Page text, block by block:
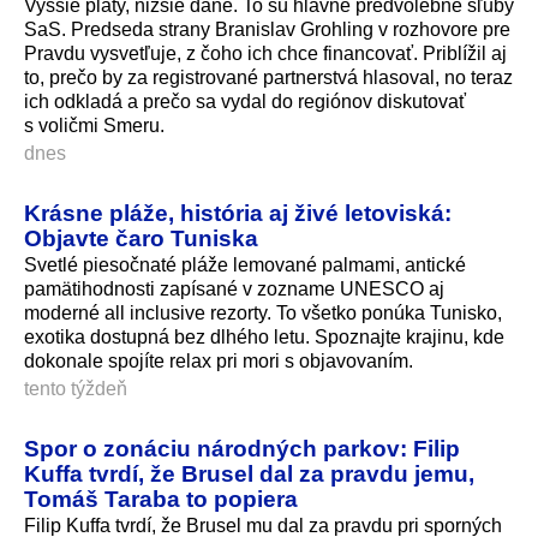
Vyššie platy, nižšie dane. To sú hlavné predvolebné sľuby
SaS. Predseda strany Branislav Grohling v rozhovore pre
Pravdu vysvetľuje, z čoho ich chce financovať. Priblížil aj
to, prečo by za registrované partnerstvá hlasoval, no teraz
ich odkladá a prečo sa vydal do regiónov diskutovať
s voličmi Smeru.
dnes
Krásne pláže, história aj živé letoviská:
Objavte čaro Tuniska
Svetlé piesočnaté pláže lemované palmami, antické
pamätihodnosti zapísané v zozname UNESCO aj
moderné all inclusive rezorty. To všetko ponúka Tunisko,
exotika dostupná bez dlhého letu. Spoznajte krajinu, kde
dokonale spojíte relax pri mori s objavovaním.
tento týždeň
Spor o zonáciu národných parkov: Filip
Kuffa tvrdí, že Brusel dal za pravdu jemu,
Tomáš Taraba to popiera
Filip Kuffa tvrdí, že Brusel mu dal za pravdu pri sporných